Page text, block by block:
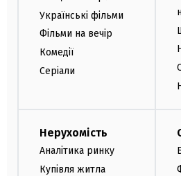
Українські фільми
Фільми на вечір
Комедії
Серіали
Нерухомість
Аналітика ринку
Купівля житла